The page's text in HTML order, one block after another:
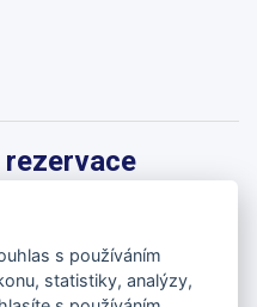
256s používáním
statistiky, analýzy,